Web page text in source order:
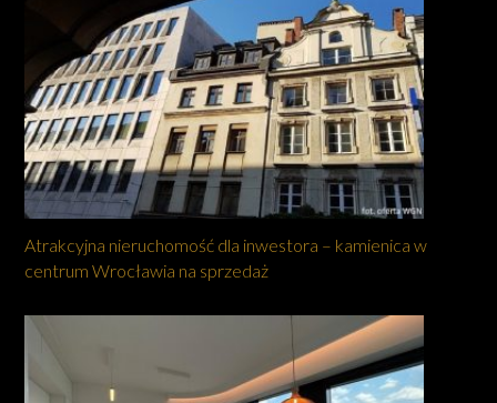
Atrakcyjna nieruchomość dla inwestora – kamienica w
centrum Wrocławia na sprzedaż